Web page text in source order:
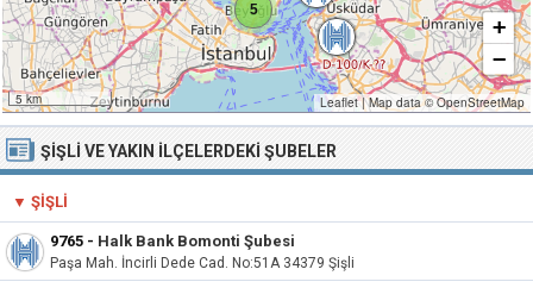
5
5 km
+
−
Leaflet |Map data ©OpenStreetMap
ŞIŞLI VE YAKIN İLÇELERDEKI ŞUBELER
▼ ŞIŞLI
9765 - Halk Bank Bomonti Şubesi
Paşa Mah. İncirli Dede Cad. No:51A 34379 Şişli